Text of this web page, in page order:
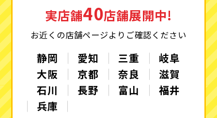
実店舗40店舗展開中!
お近くの店舗ページよりご確認ください
静岡 愛知 三重
岐阜
大阪
京都 奈良
滋賀
石川
長野 富山
福井
兵庫